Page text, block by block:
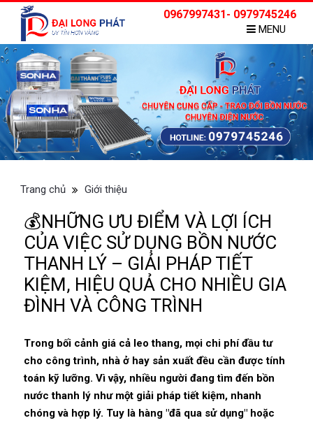
0967997431- 0979745246
MENU
Trang chủ Giới thiệu
💰NHỮNG ƯU ĐIỂM VÀ LỢI ÍCH
CỦA VIỆC SỬ DỤNG BỒN NƯỚC
THANH LÝ – GIẢI PHÁP TIẾT
KIỆM, HIỆU QUẢ CHO NHIỀU GIA
ĐÌNH VÀ CÔNG TRÌNH
Trong bối cảnh giá cả leo thang, mọi chi phí đầu tư
cho công trình, nhà ở hay sản xuất đều cần được tính
toán kỹ lưỡng. Vì vậy, nhiều người đang tìm đến bồn
nước thanh lý như một giải pháp tiết kiệm, nhanh
chóng và hợp lý. Tuy là hàng "đã qua sử dụng" hoặc